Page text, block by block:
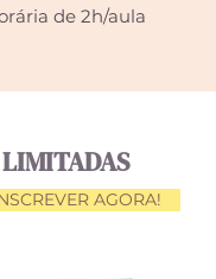
de 2h/aula
LIMITADAS
AGORA!